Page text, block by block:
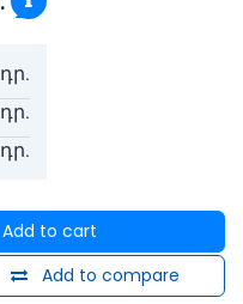
դր.
դր.
դր.
Add to cart
Add to compare